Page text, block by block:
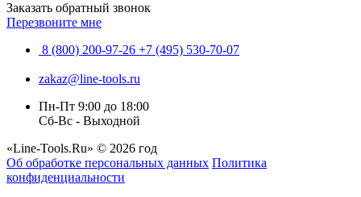
Заказать обратный звонок
Перезвоните мне
8 (800) 200-97-26 +7 (495) 530-70-07
zakaz@line-tools.ru
Пн-Пт 9:00 до 18:00
Сб-Вс - Выходной
«Line-Tools.Ru» © 2026 год
Об обработке персональных данных Политика
конфиденциальности